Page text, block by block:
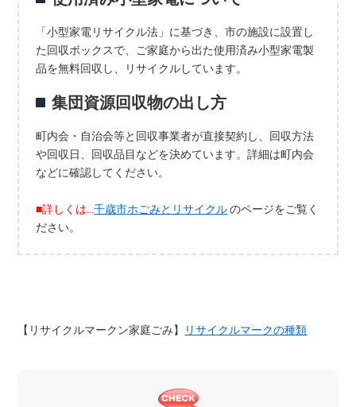
「小型家電リサイクル法」に基づき、市の施設に設置し
た回収ボックスで、ご家庭から出た使用済み小型家電製
品を無料回収し、リサイクルしています。
集団資源回収物の出し方
町内会・自治会等と回収事業者が直接契約し、回収方法
や回収日、回収品目などを決めています。詳細は町内会
などに確認してください。
■詳しくは…千歳市ホごみとリサイクルのページをご覧く
ださい。
【リサイクルマークン家庭ごみ】 リサイクルマークの種類